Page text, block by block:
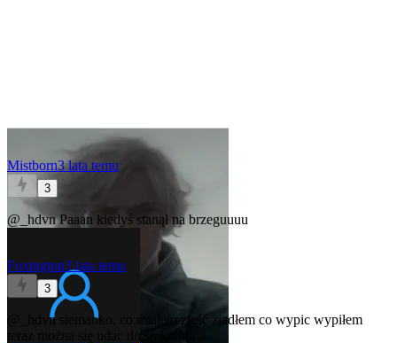
Mistborn3 lata temu
3
@_hdvnPaaan kiedyś stanął na brzeguuuu
Foxington3 lata temu
3
@_hdvn siemanko, co miałem zjeść zjadłem co wypic wypiłem